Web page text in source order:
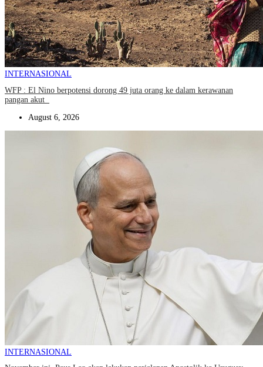
INTERNASIONAL
WFP : El Nino berpotensi dorong 49 juta orang ke dalam kerawanan
pangan akut
August 6, 2026
INTERNASIONAL